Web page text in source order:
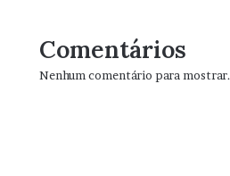
Comentários
Nenhum comentário para mostrar.